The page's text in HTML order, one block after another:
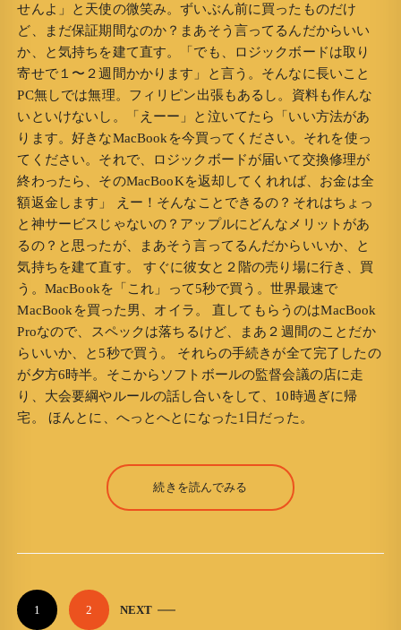
せんよ」と天使の微笑み。ずいぶん前に買ったものだけ
ど、まだ保証期間なのか？まあそう言ってるんだからいい
か、と気持ちを建て直す。「でも、ロジックボードは取り
寄せで１〜２週間かかります」と言う。そんなに長いこと
PC無しでは無理。フィリピン出張もあるし。資料も作んな
いといけないし。「えーー」と泣いてたら「いい方法があ
ります。好きなMacBookを今買ってください。それを使っ
てください。それで、ロジックボードが届いて交換修理が
終わったら、そのMacBooKを返却してくれれば、お金は全
額返金します」 えー！そんなことできるの？それはちょっ
と神サービスじゃないの？アップルにどんなメリットがあ
るの？と思ったが、まあそう言ってるんだからいいか、と
気持ちを建て直す。 すぐに彼女と２階の売り場に行き、買
う。MacBookを「これ」って5秒で買う。世界最速で
MacBookを買った男、オイラ。 直してもらうのはMacBook
Proなので、スペックは落ちるけど、まあ２週間のことだか
らいいか、と5秒で買う。 それらの手続きが全て完了したの
が夕方6時半。そこからソフトボールの監督会議の店に走
り、大会要綱やルールの話し合いをして、10時過ぎに帰
宅。 ほんとに、へっとへとになった1日だった。
続きを読んでみる
P1 2 NEXT